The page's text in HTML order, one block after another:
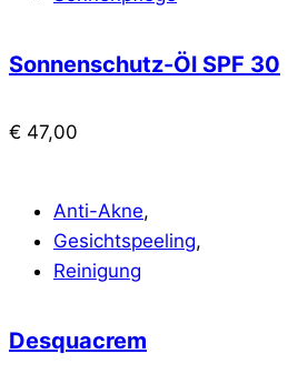
Sonnenschutz-Öl SPF 30
€ 47,00
Anti-Akne,
Gesichtspeeling,
Reinigung
Desquacrem